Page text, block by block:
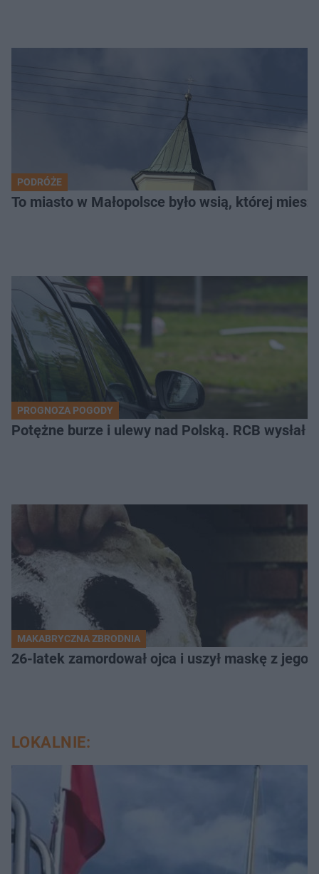
PODRÓŻE
To miasto w Małopolsce było wsią, której
PROGNOZA POGODY
Potężne burze i ulewy nad Polską. RCB
MAKABRYCZNA ZBRODNIA
26-latek zamordował ojca i uszył maskę z
LOKALNIE: